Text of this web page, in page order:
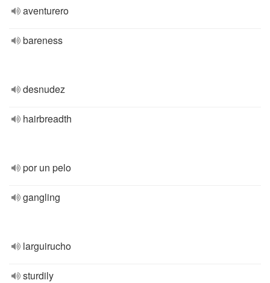
aventurero
bareness
desnudez
hairbreadth
por un pelo
gangling
larguirucho
sturdily